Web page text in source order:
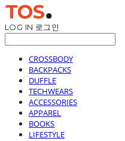
LOG IN 로그인
CROSSBODY
BACKPACKS
DUFFLE
TECHWEARS
ACCESSORIES
APPAREL
BOOKS
LIFESTYLE